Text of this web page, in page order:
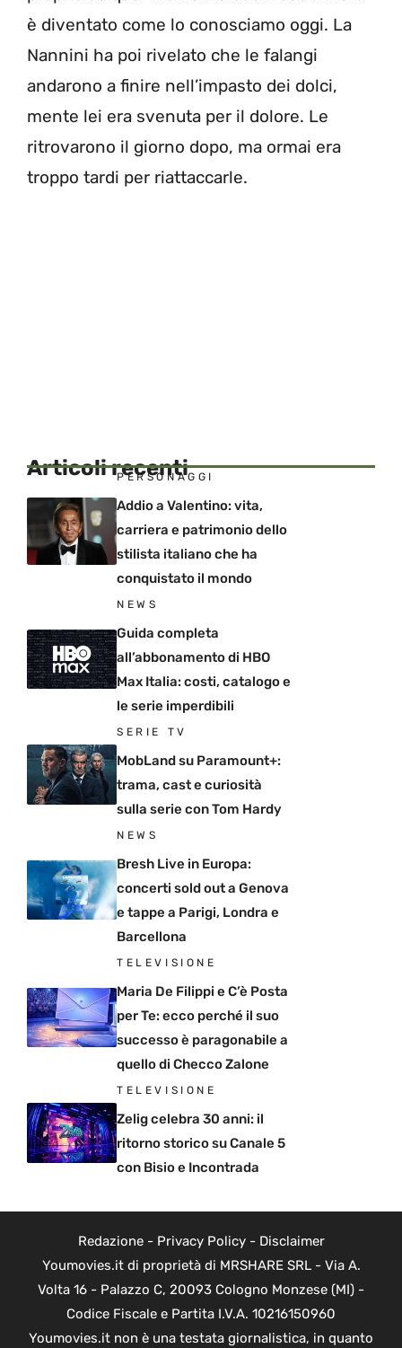
è diventato come lo conosciamo oggi. La
Nannini ha poi rivelato che le falangi
andarono a finire nell’impasto dei dolci,
mente lei era svenuta per il dolore. Le
ritrovarono il giorno dopo, ma ormai era
troppo tardi per riattaccarle.
Articoli recenti
PERSONAGGI
Addio a Valentino: vita,
carriera e patrimonio dello
stilista italiano che ha
conquistato il mondo
NEWS
Guida completa
all’abbonamento di HBO
Max Italia: costi, catalogo e
le serie imperdibili
SERIE TV
MobLand su Paramount+:
trama, cast e curiosità
sulla serie con Tom Hardy
NEWS
Bresh Live in Europa:
concerti sold out a Genova
e tappe a Parigi, Londra e
Barcellona
TELEVISIONE
Maria De Filippi e C’è Posta
per Te: ecco perché il suo
successo è paragonabile a
quello di Checco Zalone
TELEVISIONE
Zelig celebra 30 anni: il
ritorno storico su Canale 5
con Bisio e Incontrada
Redazione- Privacy Policy- Disclaimer
Youmovies.it di proprietà di MRSHARE SRL - Via A.
Volta 16 - Palazzo C, 20093 Cologno Monzese (MI) -
Codice Fiscale e Partita I.V.A. 10216150960
Youmovies.it non è una testata giornalistica, in quanto